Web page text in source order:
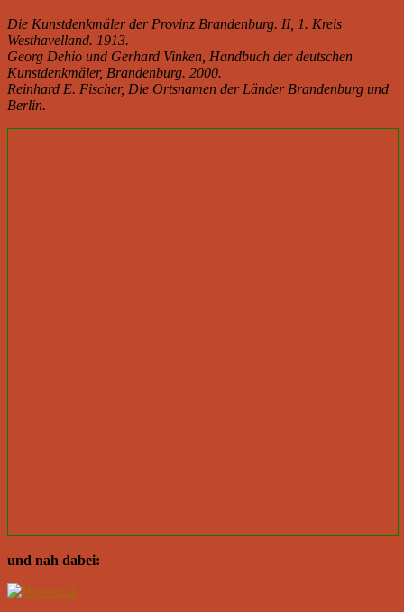
Die Kunstdenkmäler der Provinz Brandenburg. II, 1. Kreis
Westhavelland. 1913.
Georg Dehio und Gerhard Vinken, Handbuch der deutschen
Kunstdenkmäler, Brandenburg. 2000.
Reinhard E. Fischer, Die Ortsnamen der Länder Brandenburg und
Berlin.
und nah dabei: